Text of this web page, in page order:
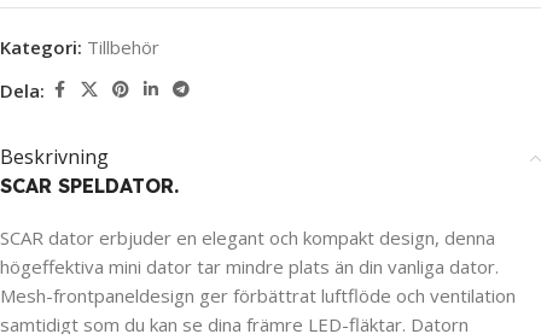
Kategori: Tillbehör
Dela:
Beskrivning
SCAR SPELDATOR.
SCAR dator erbjuder en elegant och kompakt design, denna
högeffektiva mini dator tar mindre plats än din vanliga dator.
Mesh-frontpaneldesign ger förbättrat luftflöde och ventilation
samtidigt som du kan se dina främre LED-fläktar. Datorn